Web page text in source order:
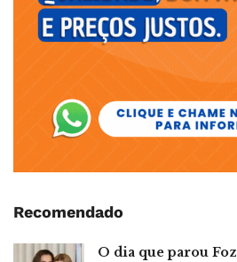
Recomendado
O dia que parou Foz